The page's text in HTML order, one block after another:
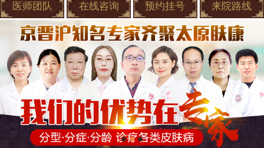
医师团队 在线咨询 预约挂号 来院路线